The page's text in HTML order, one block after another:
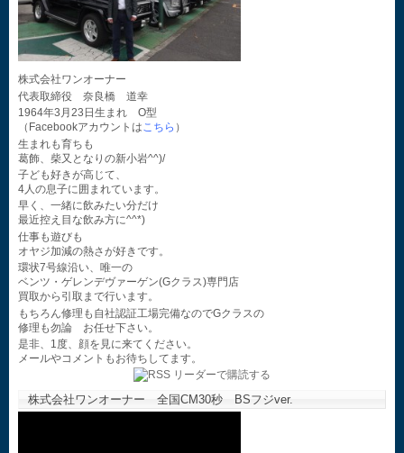
株式会社ワンオーナー
代表取締役 奈良橋 道幸
1964年3月23日生まれ O型
（Facebookアカウントはこちら ）
生まれも育ちも
葛飾、柴又となりの新小岩^^)/
子ども好きが高じて、
4人の息子に囲まれています。
早く、一緒に飲みたい分だけ
最近控え目な飲み方に^^*)
仕事も遊びも
オヤジ加減の熱さが好きです。
環状7号線沿い、唯一の
ベンツ・ゲレンデヴァーゲン(Gクラス)専門店
買取から引取まで行います。
もちろん修理も自社認証工場完備なのでGクラスの
修理も勿論 お任せ下さい。
是非、1度、顔を見に来てください。
メールやコメントもお待ちしてます。
株式会社ワンオーナー 全国CM30秒 BSフジver.